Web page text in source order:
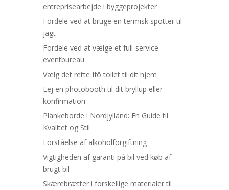
entreprisearbejde i byggeprojekter
Fordele ved at bruge en termisk spotter til
jagt
Fordele ved at vælge et full-service
eventbureau
Vælg det rette Ifö toilet til dit hjem
Lej en photobooth til dit bryllup eller
konfirmation
Plankeborde i Nordjylland: En Guide til
Kvalitet og Stil
Forståelse af alkoholforgiftning
Vigtigheden af garanti på bil ved køb af
brugt bil
Skærebrætter i forskellige materialer til